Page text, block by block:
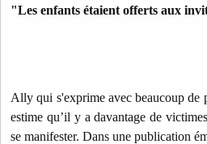
"Les enfants étaient offerts aux
Ally qui s'exprime avec beaucoup de
estime qu’il y a davantage de
se manifester. Dans une publication